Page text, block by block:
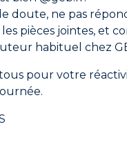
(le produit ne
raccords jusqu’au
humaine,Fiche de
doute, ne pas
les pièces jointes, et
habituel chez
pour votre